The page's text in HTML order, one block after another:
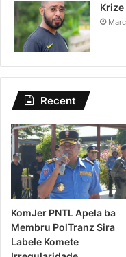
Krize
Recent
KomJer PNTL Apela ba
Membru PolTranz Sira
Labele Komete